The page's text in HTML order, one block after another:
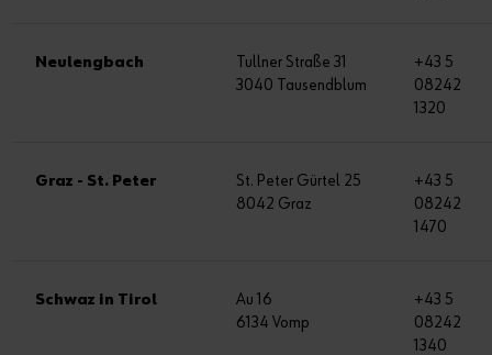
Neulengbach
Tullner Straße 31
3040 Tausendblum
+43 5
08242
1320
Graz - St. Peter
St. Peter Gürtel 25
8042 Graz
+43 5
08242
1470
Schwaz in Tirol
Au 16
6134 Vomp
+43 5
08242
1340